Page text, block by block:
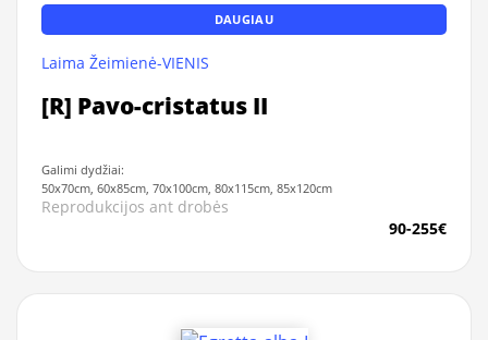
DAUGIAU
Laima Žeimienė-VIENIS
[R] Pavo-cristatus II
Galimi dydžiai:
50x70cm, 60x85cm, 70x100cm, 80x115cm, 85x120cm
Reprodukcijos ant drobės
90-255€